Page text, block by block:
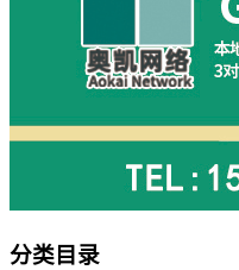
分类目录